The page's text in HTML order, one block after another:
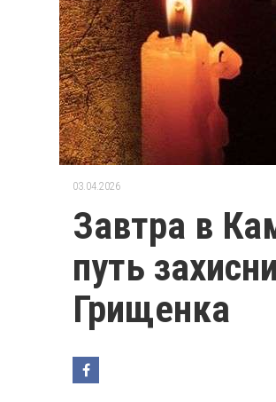
03.04.2026
Завтра в
путь
Грищенка